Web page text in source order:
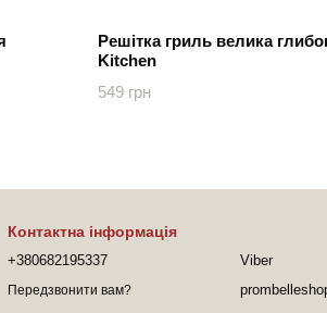
Решітка гриль велика
Kitchen
549 грн
Контактна інформація
+380682195337
Передзвонити вам?
Viber